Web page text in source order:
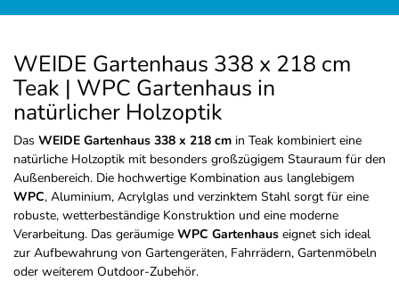
WEIDE Gartenhaus 338 x 218 cm
Teak | WPC Gartenhaus in
natürlicher Holzoptik
Das WEIDE Gartenhaus 338 x 218 cm in Teak kombiniert eine
natürliche Holzoptik mit besonders großzügigem Stauraum für den
Außenbereich. Die hochwertige Kombination aus langlebigem
WPC, Aluminium, Acrylglas und verzinktem Stahl sorgt für eine
robuste, wetterbeständige Konstruktion und eine moderne
Verarbeitung. Das geräumige WPC Gartenhaus eignet sich ideal
zur Aufbewahrung von Gartengeräten, Fahrrädern, Gartenmöbeln
oder weiterem Outdoor-Zubehör.